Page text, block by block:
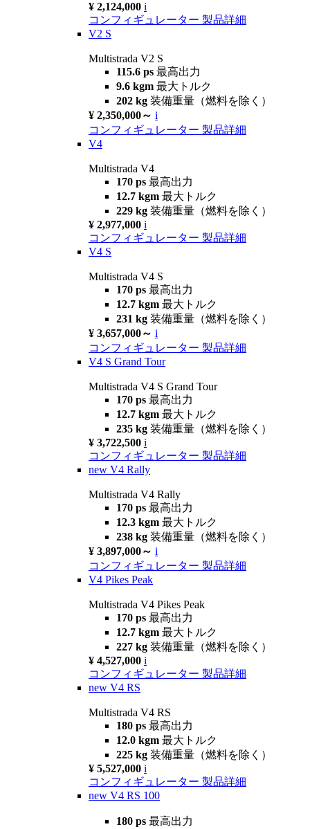
¥ 2,124,000 i
コンフィギュレーター 製品詳細
V2 S
Multistrada V2 S
115.6 ps 最高出力
9.6 kgm 最大トルク
202 kg 装備重量（燃料を除く）
¥ 2,350,000～ i
コンフィギュレーター 製品詳細
V4
Multistrada V4
170 ps 最高出力
12.7 kgm 最大トルク
229 kg 装備重量（燃料を除く）
¥ 2,977,000 i
コンフィギュレーター 製品詳細
V4 S
Multistrada V4 S
170 ps 最高出力
12.7 kgm 最大トルク
231 kg 装備重量（燃料を除く）
¥ 3,657,000～ i
コンフィギュレーター 製品詳細
V4 S Grand Tour
Multistrada V4 S Grand Tour
170 ps 最高出力
12.7 kgm 最大トルク
235 kg 装備重量（燃料を除く）
¥ 3,722,500 i
コンフィギュレーター 製品詳細
new V4 Rally
Multistrada V4 Rally
170 ps 最高出力
12.3 kgm 最大トルク
238 kg 装備重量（燃料を除く）
¥ 3,897,000～ i
コンフィギュレーター 製品詳細
V4 Pikes Peak
Multistrada V4 Pikes Peak
170 ps 最高出力
12.7 kgm 最大トルク
227 kg 装備重量（燃料を除く）
¥ 4,527,000 i
コンフィギュレーター 製品詳細
new V4 RS
Multistrada V4 RS
180 ps 最高出力
12.0 kgm 最大トルク
225 kg 装備重量（燃料を除く）
¥ 5,527,000 i
コンフィギュレーター 製品詳細
new V4 RS 100
180 ps 最高出力